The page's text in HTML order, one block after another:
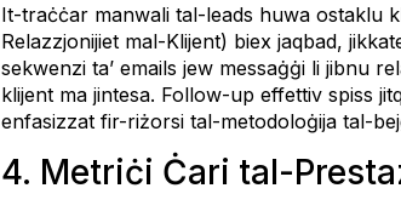
It-traċċar manwali tal-leads huwa ostaklu
Relazzjonijiet mal-Klijent) biex jaqbad,
sekwenzi ta’ emails jew messaġġi li jibnu
klijent ma jintesa. Follow-up effettiv spiss
enfasizzat fir-riżorsi tal-metodoloġija tal-
4. Metriċi Ċari tal-